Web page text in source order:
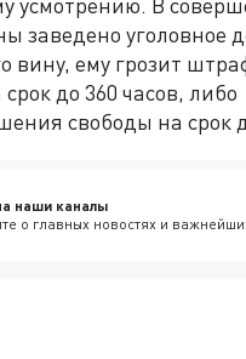
заведено уголовное
вину, ему грозит
до 360 часов, либо
свободы на срок
наши каналы
о главных новостях и